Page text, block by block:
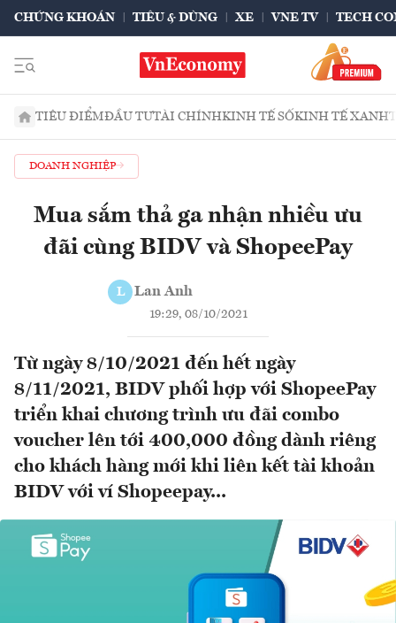
CHỨNG KHOÁN TIÊU & DÙNG XE VNE TV TECH
TIÊU ĐIỂMĐẦU TƯTÀI CHÍNHKINH TẾ SỐKINH TẾ XANH
DOANH NGHIỆP
Mua sắm thả ga nhận nhiều ưu
đãi cùng BIDV và ShopeePay
L Lan Anh
19:29, 08/10/2021
Từ ngày 8/10/2021 đến hết ngày
8/11/2021, BIDV phối hợp với ShopeePay
triển khai chương trình ưu đãi combo
voucher lên tới 400,000 đồng dành riêng
cho khách hàng mới khi liên kết tài khoản
BIDV với ví Shopeepay...